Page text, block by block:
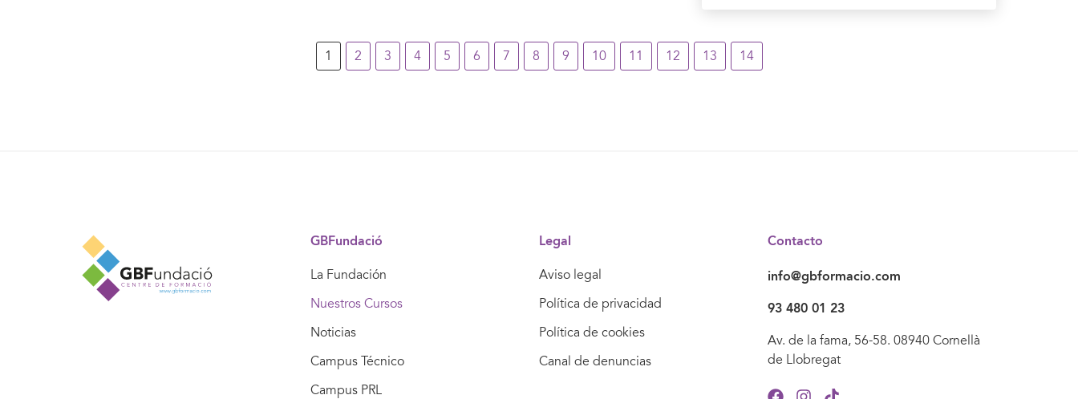
1 2 3 4 5 6 7 8 9 10 11 12 13 14
GBFundació
La Fundación
Nuestros Cursos
Noticias
Campus Técnico
Campus PRL
Legal
Aviso legal
Política de privacidad
Política de cookies
Canal de denuncias
Contacto
info@gbformacio.com
93 480 01 23
Av. de la fama, 56-58. 08940 Cornellà
de Llobregat